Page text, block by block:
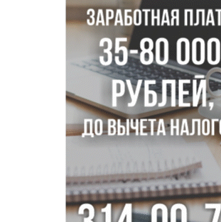
Знаменитый орангутан Бату отметил
новосибирском зоопарке
Новосибирские хирурги спасли сердце
с донорским клапаном